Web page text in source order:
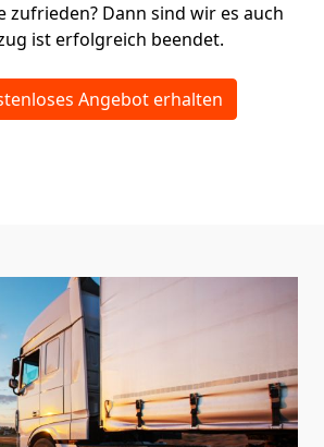
zufrieden? Dann sind wir es auch
ist erfolgreich beendet.
Angebot erhalten